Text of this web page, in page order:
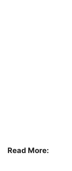
Read More: